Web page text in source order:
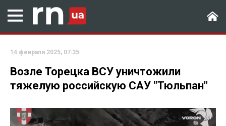
14 февраля 2025, 07:35
Возле Торецка ВСУ уничтожили
тяжелую российскую САУ "Тюльпан"